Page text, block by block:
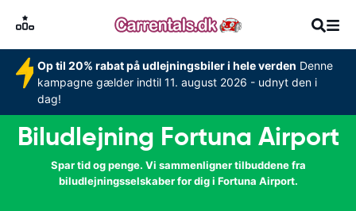
Op til 20% rabat på udlejningsbiler i hele verden Denne
kampagne gælder indtil 11. august 2026 - udnyt den i
dag!
Biludlejning Fortuna Airport
Spar tid og penge. Vi sammenligner tilbuddene fra
biludlejningsselskaber for dig i Fortuna Airport.